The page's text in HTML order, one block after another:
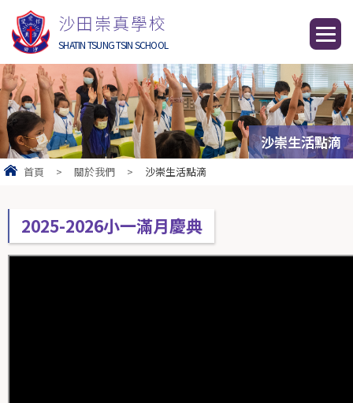
沙田崇真學校
SHATIN TSUNG TSIN SCHOOL
沙崇生活點滴
首頁 > 關於我們 > 沙崇生活點滴
2025-2026小一滿月慶典